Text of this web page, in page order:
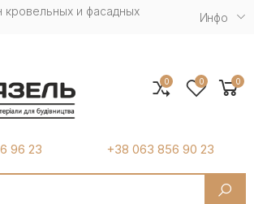
кровельных и фасадных
Инфо
menu
96 23 +38 063 856 90 23
0 0 0